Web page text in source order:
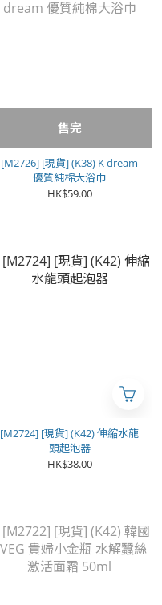
售完
[M2726] [現貨] (K38) K dream
優質純棉大浴巾
HK$59.00
[M2724] [現貨] (K42) 伸縮水龍
頭起泡器
HK$38.00